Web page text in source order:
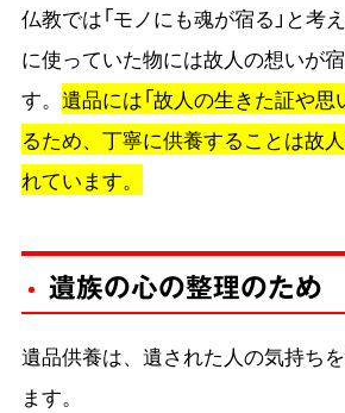
仏教では「モノにも魂が宿る」と考
に使っていた物には故人の想いが
す。 遺品には「故人の生きた証や思
るため、丁寧に供養することは故
れています。
遺族の心の整理のため
遺品供養は、遺された人の気持ち
ます。